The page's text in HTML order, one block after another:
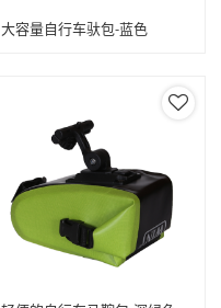
大容量自行车驮包-蓝色